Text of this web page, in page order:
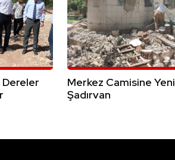
Dereler
Merkez Camisine Yeni
Şadırvan